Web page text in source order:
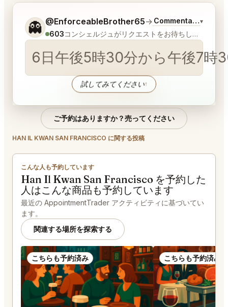
👻 @EnforceableBrother65→ Commentary on
▾
603 コンシェルジュがリクエストをお待ちしています
6日午後5時30分から午後7時
試してみてください↑
ご希望についてもう少し詳しく教えてください。
ご予約はありますか？売ってください
HAN IL KWAN SAN FRANCISCO に関する投稿
こんな人も予約しています
Han Il Kwan San Francisco を予約した
人はこんな商品も予約しています
最近の AppointmentTrader アクティビティに基づいてい
ます。
関連する場所を探索する
こちらも予約済み こちらも予約済み